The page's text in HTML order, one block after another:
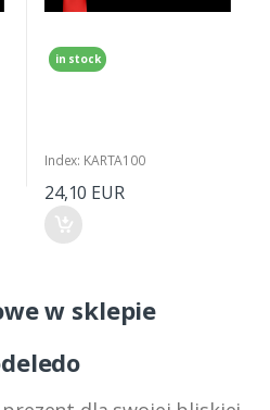
in stock
Index: KARTA100
24,10 EUR
w sklepie